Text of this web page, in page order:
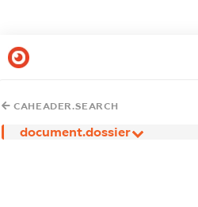
CAHEADER.SEARCH
document.dossier